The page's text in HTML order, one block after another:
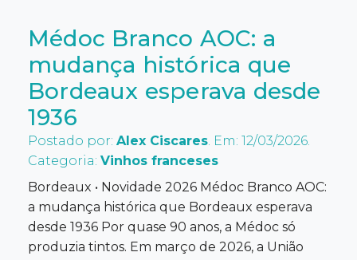
Médoc Branco AOC: a
mudança histórica que
Bordeaux esperava desde
1936
Postado por: Alex Ciscares. Em: 12/03/2026.
Categoria: Vinhos franceses
Bordeaux • Novidade 2026 Médoc Branco AOC:
a mudança histórica que Bordeaux esperava
desde 1936 Por quase 90 anos, a Médoc só
produzia tintos. Em março de 2026, a União